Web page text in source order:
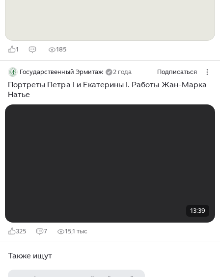
1 185
Государственный Эрмитаж 2 года Подписаться
Портреты Петра I и Екатерины I. Работы Жан-Марка
Натье
13:39
325 7 15,1 тыс
Также ищут